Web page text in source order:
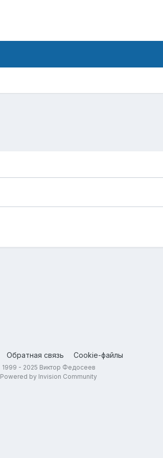
Обратная связь Cookie-файлы
1999 - 2025 Виктор Федосеев
Powered by Invision Community